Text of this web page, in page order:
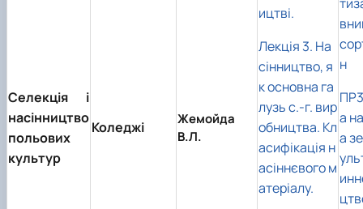
Селекція і
насінництво
польових
культур
Коледжі
Жемойда
В.Л.
ицтві.
Лекція 3. На
сінництво, я
к основна га
лузь с.-г. вир
обництва. Кл
асифікація н
асіннєвого м
атеріалу.
н
а
а